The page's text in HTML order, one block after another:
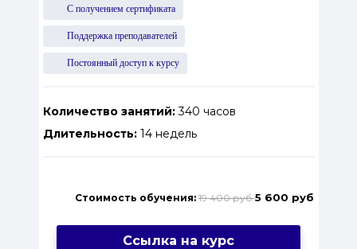
С получением сертификата
Поддержка преподавателей
Постоянный доступ к курсу
Количество занятий:340 часов
Длительность:14 недель
Стоимость обучения: 19 400 руб5 600 руб
Ссылка на курс